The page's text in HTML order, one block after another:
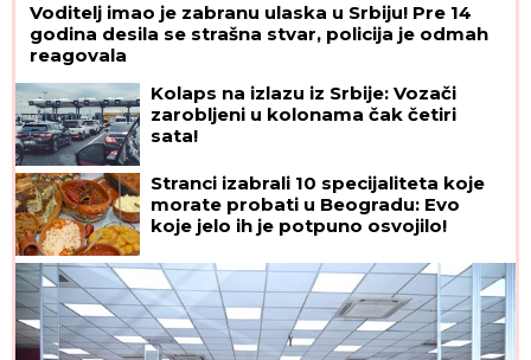
Voditelj imao je zabranu ulaska u Srbiju! Pre 14
godina desila se strašna stvar, policija je odmah
reagovala
Kolaps na izlazu iz Srbije: Vozači
zarobljeni u kolonama čak četiri
sata!
Stranci izabrali 10 specijaliteta koje
morate probati u Beogradu: Evo
koje jelo ih je potpuno osvojilo!